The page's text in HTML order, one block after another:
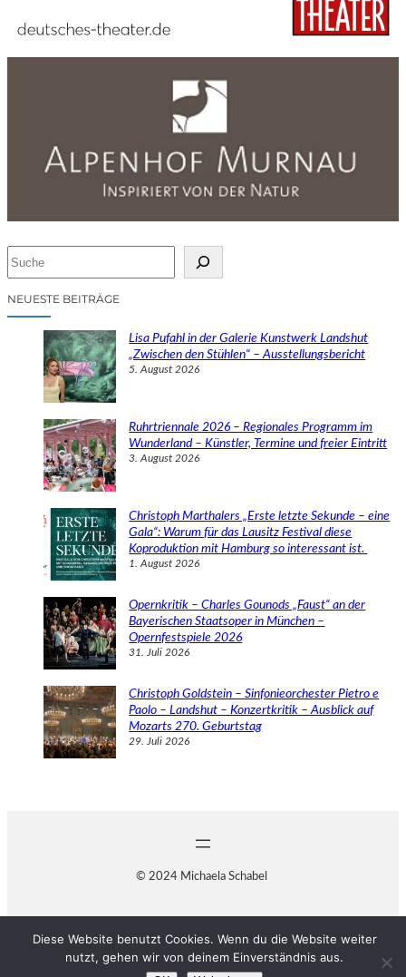
cNEUESTE BEITRÄGE
Lisa Pufahl in der Galerie Kunstwerk Landshut
„Zwischen den Stühlen“ – Ausstellungsbericht
5. August 2026
Ruhrtriennale 2026 – Regionales Programm im
Wunderland – Künstler, Termine und freier Eintritt
3. August 2026
Christoph Marthalers „Erste letzte Sekunde – eine
Gala“: Warum für das Lausitz Festival diese
Koproduktion mit Hamburg so interessant ist.
1. August 2026
Opernkritik – Charles Gounods „Faust“ an der
Bayerischen Staatsoper in München –
Opernfestspiele 2026
31. Juli 2026
Christoph Goldstein – Sinfonieorchester Pietro e
Paolo – Landshut – Konzertkritik – Ausblick auf
Mozarts 270. Geburtstag
29. Juli 2026
© 2024 Michaela Schabel
Diese Website benutzt Cookies. Wenn du die Website weiter
nutzt, gehen wir von deinem Einverständnis aus.